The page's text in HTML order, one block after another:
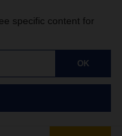
specific content for
OK